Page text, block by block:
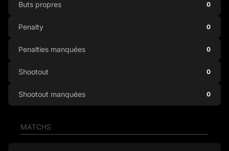
MATCHS
Buts propres 0
Penalty 0
Penalties manquées 0
Shootout 0
Shootout manquées 0